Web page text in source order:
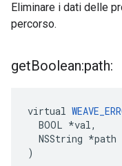
Eliminare i dati delle
percorso.
getBoolean:path:
virtual
  BOOL *val,
  NSString *path
)